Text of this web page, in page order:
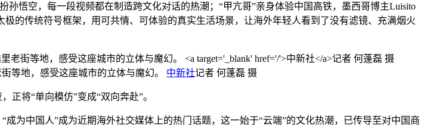
悟空，每一段视频都在制造跨文化对话的热潮；“甲亢哥”亲身体验中国高铁，墨西哥博主Luisito
的传统符号框架，用可共情、可体验的真实生活场景，让海外年轻人看到了没有滤镜、充满烟火
等地，感受这座城市的立体与魔幻。 中新社记者 何蓬磊 摄
将“单向模仿”变成“双向奔赴”。
中国人”成为近期海外社交媒体上的热门话题，这一始于“云端”的文化热潮，已传导至对中国商